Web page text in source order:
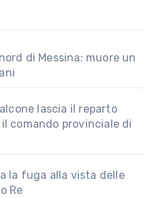
di Messina: muore un
lascia il reparto
comando provinciale di
la fuga alla vista delle
Re